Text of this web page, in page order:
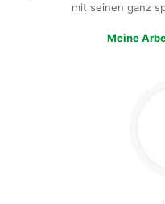
mit seinen ganz
Meine